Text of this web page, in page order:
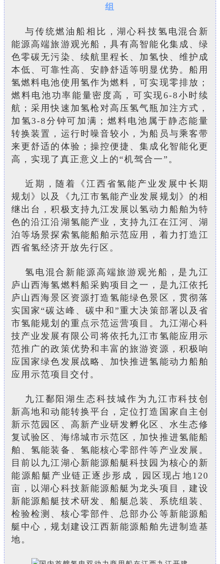
组
与传统燃油船相比，湖心科技氢电混合新
能源高端旅游观光船，具有高智能化集成、绿
色零碳无污染、续航里程长、加氢快、维护成
本低、可靠性高、安静舒适等明显优势。船用
氢燃料电池使用氢作为燃料，可实现零排放；
燃料电池功率能量密度高，可实现6-8小时续
航；采用快速加氢枪对高压氢气瓶加注方式，
加氢3-8分钟可加满；燃料电池属于静态能量
转换装置，运行时噪音较小，为船员与乘客带
来更舒适的体验；操控便捷、集成化智能化更
高，实现了真正意义上的“机驾合一”。
近期，随着《江西省氢能产业发展中长期
规划》以及《九江市氢能产业发展规划》的相
继出台，积极支持九江发展以氢动力船舶为特
色的沿江沿湖氢能产业，支持九江在江河、湖
泊等场景探索氢能船舶示范应用，着力打造江
西省氢经济开放先行区。
氢电混合新能源高端旅游观光船，是九江
庐山西海氢燃料船采购项目之一，是九江依托
庐山西海景区资源打造氢能绿色景区，贯彻落
实国家“碳达峰、碳中和”重大决策部署以及省
市氢能规划的重点示范运营项目。 九江湖心科
技产业发展有限公司将依托九江市氢能应用示
范推广的政策优势和丰富的旅游资源，积极响
应国家绿色发展战略、加快推进氢能动力船舶
应用示范项目交付。
九江鄱阳湖生态科技城作为九江市科技创
新高地和动能转换平台，定位打造国家自主创
新示范园区、高新产业研发孵化区、水生态修
复试验区、海绵城市示范区，加快推进氢能船
舶、氢能装备、氢能核心零部件等产业发展。
目前以九江湖心新能源船艇科技园为核心的新
能源船艇产业链正逐步形成，园区现占地120
亩，以湖心科技新能源船艇为龙头项目，建设
新能源船艇技术研发、船艇总装、系统组装、
检验检测、核心零部件、总部办公等新能源船
艇中心，规划建设江西新能源船舶先进制造基
地。